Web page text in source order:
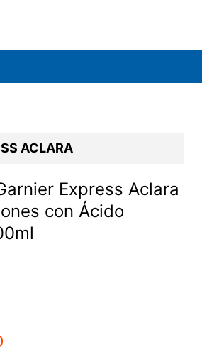
ACLARA
Express Aclara
con Ácido